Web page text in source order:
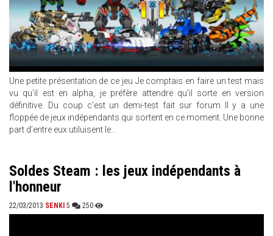
Une petite présentation de ce jeu Je comptais en faire un test mais
vu qu'il est en alpha, je préfère attendre qu'il sorte en version
définitive. Du coup c'est un demi-test fait sur forum Il y a une
floppée de jeux indépendants qui sortent en ce moment. Une bonne
part d’entre eux utiluisent le...
Soldes Steam : les jeux indépendants à
l'honneur
22/03/2013 SENKI 5 250